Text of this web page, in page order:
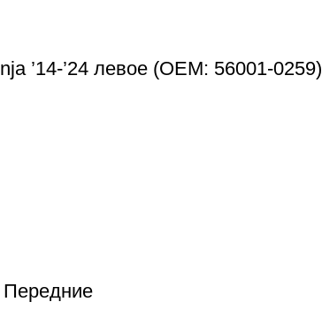
’14-’24 левое (OEM: 56001-0259)
Передние